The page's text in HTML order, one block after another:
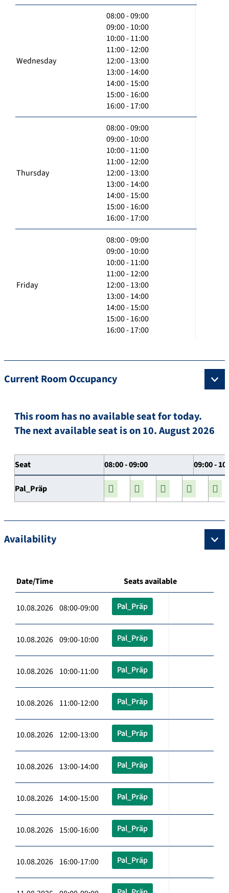
Wednesday
08:00 - 09:00
09:00 - 10:00
10:00 - 11:00
11:00 - 12:00
12:00 - 13:00
13:00 - 14:00
14:00 - 15:00
15:00 - 16:00
16:00 - 17:00
Thursday
08:00 - 09:00
09:00 - 10:00
10:00 - 11:00
11:00 - 12:00
12:00 - 13:00
13:00 - 14:00
14:00 - 15:00
15:00 - 16:00
16:00 - 17:00
Friday
08:00 - 09:00
09:00 - 10:00
10:00 - 11:00
11:00 - 12:00
12:00 - 13:00
13:00 - 14:00
14:00 - 15:00
15:00 - 16:00
16:00 - 17:00
Current Room Occupancy
This room has no available seat for today.
The next available seat is on 10. August 2026
Seat 08:00 - 09:00 09:00 -
Pal_Präp
Availability
Date/Time Seats available
10.08.2026 08:00-09:00 Pal_Präp
10.08.2026 09:00-10:00 Pal_Präp
10.08.2026 10:00-11:00 Pal_Präp
10.08.2026 11:00-12:00 Pal_Präp
10.08.2026 12:00-13:00 Pal_Präp
10.08.2026 13:00-14:00 Pal_Präp
10.08.2026 14:00-15:00 Pal_Präp
10.08.2026 15:00-16:00 Pal_Präp
10.08.2026 16:00-17:00 Pal_Präp